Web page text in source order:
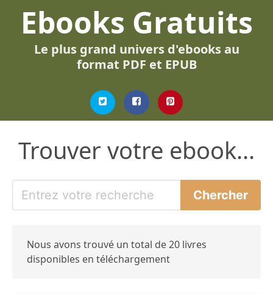
Ebooks Gratuits
Le plus grand univers d'ebooks au
format PDF et EPUB
Trouver votre ebook...
Nous avons trouvé un total de 20 livres
disponibles en téléchargement